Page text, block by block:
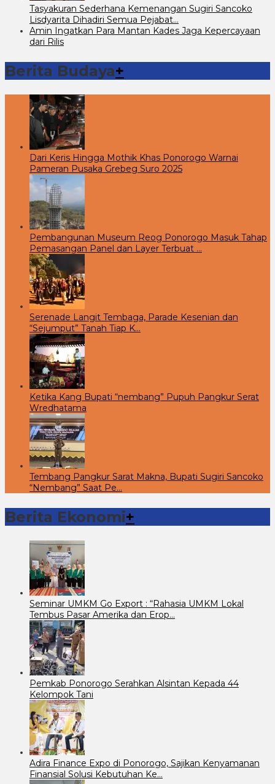
Tasyakuran Sederhana Kemenangan Sugiri Sancoko
Lisdyarita Dihadiri Semua Pejabat…
Amin Ingatkan Para Mantan Kades Jaga Kepercayaan
dari Rilis
Berita Budaya+
Dari Keris Hingga Mothik Khas Ponorogo Warnai
Pameran Pusaka Grebeg Suro 2025
Pembangunan Museum Reog Ponorogo Masuk Tahap
Pemasangan Panel dan Layer Terbuat …
Serenade Langit Tembaga, Parade Kesenian dan
“Sejumput” Tanah Tiap K…
Ketika Kang Bupati “nembang” Pupuh Pangkur Serat
Wredhatama
Tembang Pangkur Sarat Makna, Bupati Sugiri Sancoko
“Nembang” Saat Pe…
Berita Ekonomi+
Seminar UMKM Go Export : “Rahasia UMKM Lokal
Tembus Pasar Amerika dan Erop…
Pemkab Ponorogo Serahkan Alsintan Kepada 44
Kelompok Tani
Adira Finance Expo di Ponorogo, Sajikan Kenyamanan
Finansial Solusi Kebutuhan Ke…